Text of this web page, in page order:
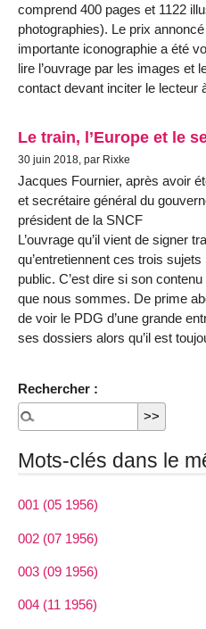
comprend 400 pages et 1122
photographies). Le prix
importante iconographie a été
lire l’ouvrage par les images et
contact devant inciter le lecteur
Le train, l’Europe et le
30 juin 2018, par Rixke
Jacques Fournier, après avoir
et secrétaire général du
président de la SNCF
L’ouvrage qu’il vient de signer
qu’entretiennent ces trois
public. C’est dire si son
que nous sommes. De prime
de voir le PDG d’une grande
ses dossiers alors qu’il est
Rechercher :
Mots-clés dans le
001 (05 1956)
002 (07 1956)
003 (09 1956)
004 (11 1956)